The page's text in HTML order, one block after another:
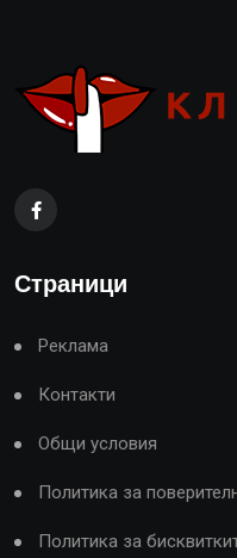
Страници
Реклама
Контакти
Общи условия
Политика за
Политика за